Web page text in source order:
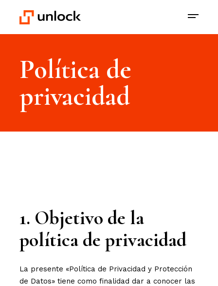
Política de
privacidad
1. Objetivo de la
política de privacidad
La presente «Política de Privacidad y Protección
de Datos» tiene como finalidad dar a conocer las